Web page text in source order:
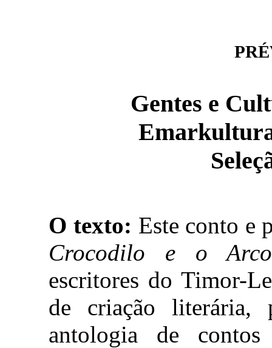
Gentes e
O texto: Este conto e
Crocodilo e o
escritores do Timor-
de criação literária,
antologia de